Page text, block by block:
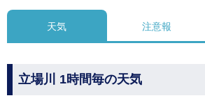
天気 注意報
立場川 1時間毎の天気